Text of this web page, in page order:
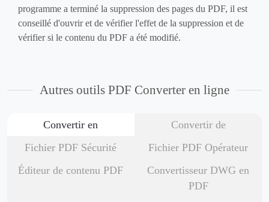
programme a terminé la suppression des pages du PDF, il est
conseillé d'ouvrir et de vérifier l'effet de la suppression et de
vérifier si le contenu du PDF a été modifié.
Autres outils PDF Converter en ligne
Convertir en
Convertir de
Fichier PDF Sécurité
Fichier PDF Opérateur
Éditeur de contenu PDF
Convertisseur DWG en
PDF